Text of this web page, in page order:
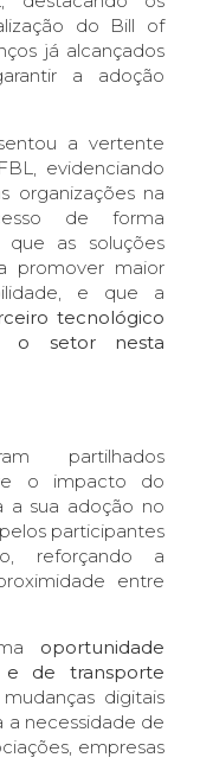
do Bill of
já alcançados
a adoção
a vertente
evidenciando
organizações na
de forma
as soluções
promover maior
e que a
tecnológico
o setor nesta
partilhados
o impacto do
a sua adoção no
participantes
reforçando a
entre
oportunidade
de transporte
digitais
a necessidade de
empresas